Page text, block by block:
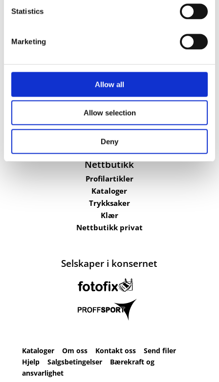
Statistics
Marketing
Allow all
Allow selection
Deny
Vi utvikler produkter og konsepter i alle kanaler – Alt
fra enkle produkter til sammensatte kampanjer
Kontakt
51 82 67 00
Kvalebergveien 21, 4016 Stavanger
Man – fre 08:00 – 16:00
Nettbutikk
Profilartikler
Kataloger
Trykksaker
Klær
Nettbutikk privat
Selskaper i konsernet
Kataloger Om oss Kontakt oss
Send filer
Hjelp Salgsbetingelser
Bærekraft og
ansvarlighet